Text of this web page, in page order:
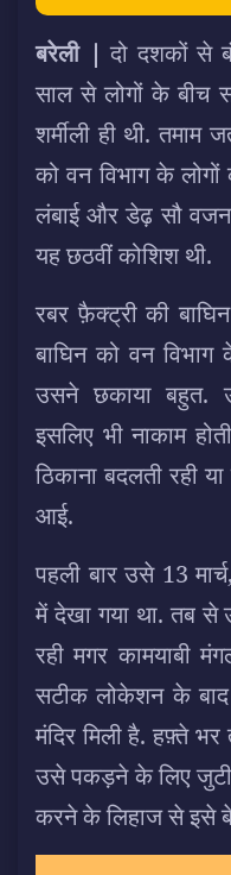
बरेली | दो दशकों से
साल से लोगों के बीच
शर्मीली ही थी. तमाम
को वन विभाग के
लंबाई और डेढ़ सौ
यह छठवीं कोशिश थी.
रबर फ़ैक्ट्री की
बाघिन को वन विभाग
उसने छकाया बहुत.
इसलिए भी नाकाम
ठिकाना बदलती रही
आई.
पहली बार उसे 13
में देखा गया था. तब
रही मगर कामयाबी
सटीक लोकेशन के बाद
मंदिर मिली है. हफ़्ते
उसे पकड़ने के लिए जुटी
करने के लिहाज से इसे